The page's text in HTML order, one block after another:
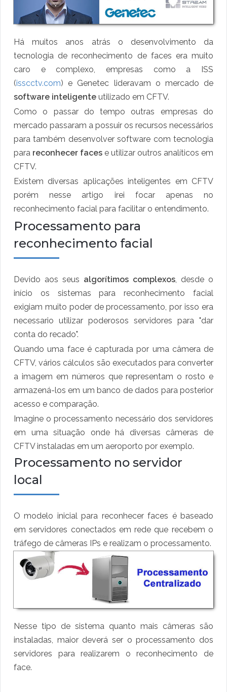
Há muitos anos atrás o desenvolvimento da
tecnologia de reconhecimento de faces era muito
caro e complexo, empresas como a ISS
(isscctv.com) e Genetec lideravam o mercado de
software inteligente utilizado em CFTV.
Como o passar do tempo outras empresas do
mercado passaram a possuir os recursos necessários
para também desenvolver software com tecnologia
para reconhecer faces e utilizar outros analíticos em
CFTV.
Existem diversas aplicações inteligentes em CFTV
porém nesse artigo irei focar apenas no
reconhecimento facial para facilitar o entendimento.
Processamento para
reconhecimento facial
Devido aos seus algorítimos complexos, desde o
início os sistemas para reconhecimento facial
exigiam muito poder de processamento, por isso era
necessario utilizar poderosos servidores para "dar
conta do recado".
Quando uma face é capturada por uma câmera de
CFTV, vários cálculos são executados para converter
a imagem em números que representam o rosto e
armazená-los em um banco de dados para posterior
acesso e comparação.
Imagine o processamento necessário dos servidores
em uma situação onde há diversas câmeras de
CFTV instaladas em um aeroporto por exemplo.
Processamento no servidor
local
O modelo inicial para reconhecer faces é baseado
em servidores conectados em rede que recebem o
tráfego de câmeras IPs e realizam o processamento.
Nesse tipo de sistema quanto mais câmeras são
instaladas, maior deverá ser o processamento dos
servidores para realizarem o reconhecimento de
face.